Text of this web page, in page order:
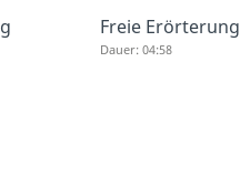
Freie Erörterung
Dauer: 04:58